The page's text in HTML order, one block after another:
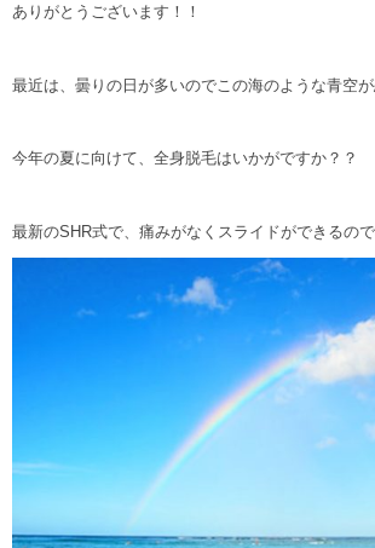
ありがとうございます！！
最近は、曇りの日が多いのでこの海のような青空
今年の夏に向けて、全身脱毛はいかがですか？？
最新のSHR式で、痛みがなくスライドができるの